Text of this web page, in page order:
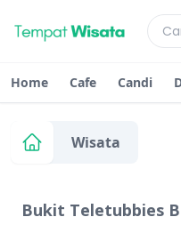
Home Cafe Candi
Wisata
Bukit Teletubbies